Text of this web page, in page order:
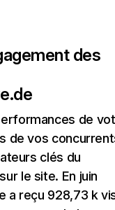
des
de
de vos
clés du
le site. En juin
a reçu 928,73 k